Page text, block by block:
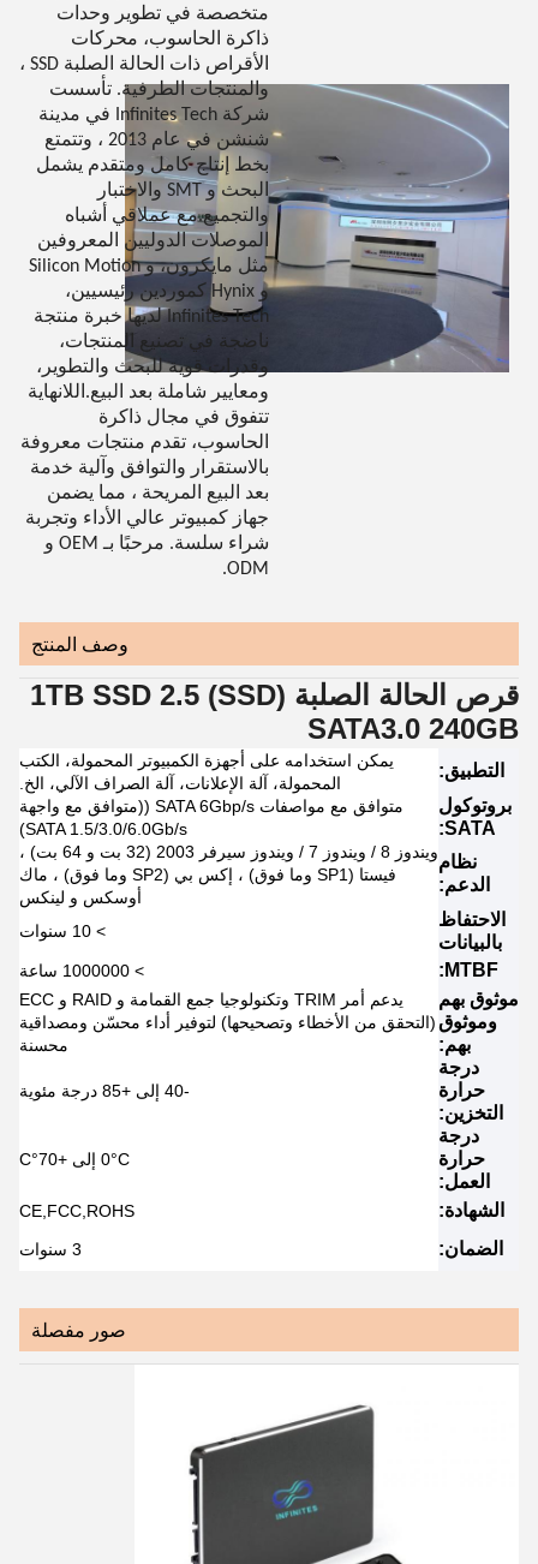
متخصصة في تطوير وحدات
ذاكرة الحاسوب، محركات
الأقراص ذات الحالة الصلبة SSD ،
والمنتجات الطرفية. تأسست
شركة Infinites Tech في مدينة
شنشن في عام 2013 ، وتتمتع
بخط إنتاج كامل ومتقدم يشمل
البحث و SMT والاختبار
والتجميع.مع عملاقي أشباه
الموصلات الدوليين المعروفين
مثل مايكرون، و Silicon Motion
و Hynix كموردين رئيسيين،
Infinites Tech لديها خبرة منتجة
ناضجة في تصنيع المنتجات،
وقدرات قوية للبحث والتطوير،
ومعايير شاملة بعد البيع.اللانهاية
تتفوق في مجال ذاكرة
الحاسوب، تقدم منتجات معروفة
بالاستقرار والتوافق وآلية خدمة
بعد البيع المريحة ، مما يضمن
جهاز كمبيوتر عالي الأداء وتجربة
شراء سلسة. مرحبًا بـ OEM و
ODM.
وصف المنتج
قرص الحالة الصلبة (SSD) 1TB SSD 2.5
SATA3.0 240GB
التطبيق:
يمكن استخدامه على أجهزة الكمبيوتر المحمولة، الكتب
المحمولة، آلة الإعلانات، آلة الصراف الآلي، الخ.
بروتوكول
SATA:
متوافق مع مواصفات SATA 6Gbp/s ((متوافق مع واجهة
SATA 1.5/3.0/6.0Gb/s)
نظام
الدعم:
ويندوز 8 / ويندوز 7 / ويندوز سيرفر 2003 (32 بت و 64 بت) ،
فيستا (SP1 وما فوق) ، إكس بي (SP2 وما فوق) ، ماك
أوسكس و لينكس
الاحتفاظ
بالبيانات
> 10 سنوات
MTBF: > 1000000 ساعة
موثوق بهم
وموثوق
بهم:
يدعم أمر TRIM وتكنولوجيا جمع القمامة و RAID و ECC
(التحقق من الأخطاء وتصحيحها) لتوفير أداء محسّن ومصداقية
محسنة
درجة
حرارة
التخزين:
-40 إلى +85 درجة مئوية
درجة
حرارة
العمل:
0°C إلى +70°C
الشهادة: CE,FCC,ROHS
الضمان: 3 سنوات
صور مفصلة